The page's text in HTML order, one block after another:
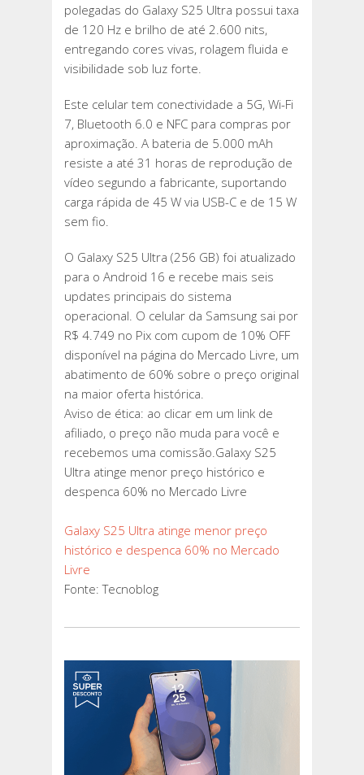
polegadas do Galaxy S25 Ultra possui taxa
de 120 Hz e brilho de até 2.600 nits,
entregando cores vivas, rolagem fluida e
visibilidade sob luz forte.
Este celular tem conectividade a 5G, Wi-Fi
7, Bluetooth 6.0 e NFC para compras por
aproximação. A bateria de 5.000 mAh
resiste a até 31 horas de reprodução de
vídeo segundo a fabricante, suportando
carga rápida de 45 W via USB-C e de 15 W
sem fio.
O Galaxy S25 Ultra (256 GB) foi atualizado
para o Android 16 e recebe mais seis
updates principais do sistema
operacional. O celular da Samsung sai por
R$ 4.749 no Pix com cupom de 10% OFF
disponível na página do Mercado Livre, um
abatimento de 60% sobre o preço original
na maior oferta histórica.
Aviso de ética: ao clicar em um link de
afiliado, o preço não muda para você e
recebemos uma comissão.Galaxy S25
Ultra atinge menor preço histórico e
despenca 60% no Mercado Livre
Galaxy S25 Ultra atinge menor preço
histórico e despenca 60% no Mercado
Livre
Fonte: Tecnoblog